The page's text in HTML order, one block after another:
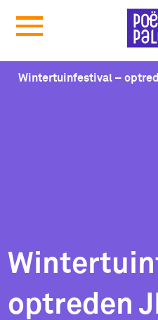
Wintertuinfestival –
optreden